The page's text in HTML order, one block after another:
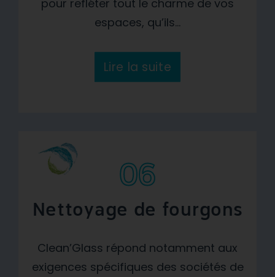
espaces, qu’ils...
Lire la suite
06
Nettoyage de fourgons
Clean’Glass répond notamment aux
exigences spécifiques des sociétés de